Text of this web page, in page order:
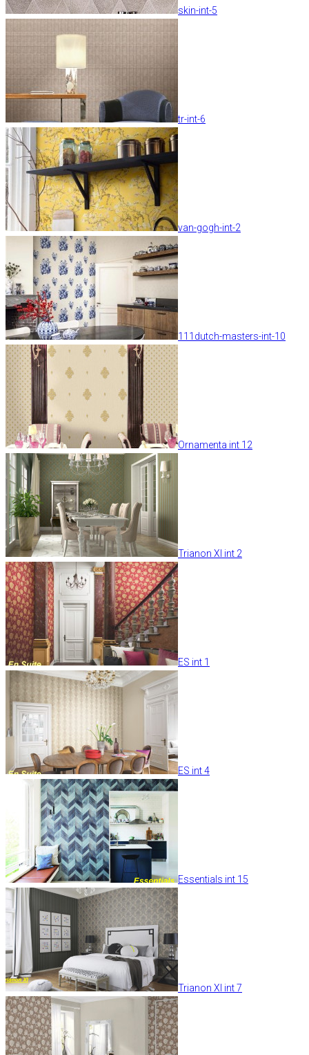
skin-int-5
tr-int-6
van-gogh-int-2
111dutch-masters-int-10
Ornamenta int 12
Trianon XI int 2
ES int 1
ES int 4
Essentials int 15
Trianon XI int 7